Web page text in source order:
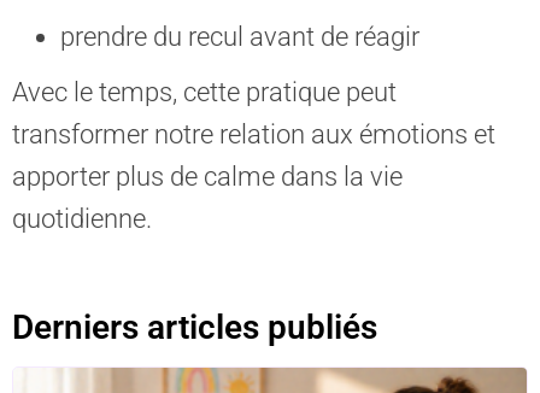
prendre du recul avant de réagir
Avec le temps, cette pratique peut
transformer notre relation aux émotions et
apporter plus de calme dans la vie
quotidienne.
Derniers articles publiés